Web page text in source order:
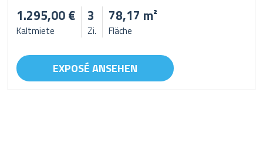
1.295,00 €
Kaltmiete
3
Zi.
78,17 m²
Fläche
EXPOSÉ ANSEHEN